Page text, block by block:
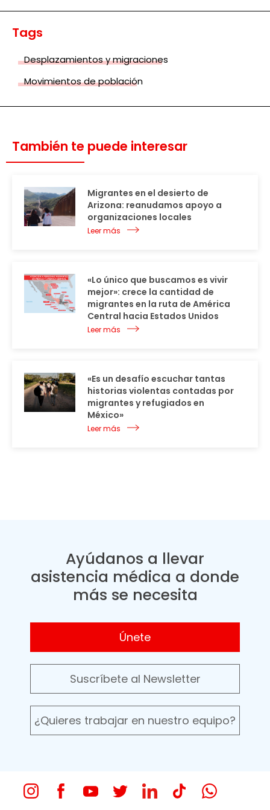
Tags
Desplazamientos y migraciones
Movimientos de población
También te puede interesar
Migrantes en el desierto de
Arizona: reanudamos apoyo a
organizaciones locales
Leer más
«Lo único que buscamos es vivir
mejor»: crece la cantidad de
migrantes en la ruta de América
Central hacia Estados Unidos
Leer más
«Es un desafío escuchar tantas
historias violentas contadas por
migrantes y refugiados en
México»
Leer más
Ayúdanos a llevar
asistencia médica a donde
más se necesita
Únete
Suscríbete al Newsletter
¿Quieres trabajar en nuestro equipo?